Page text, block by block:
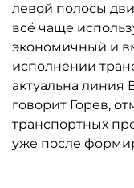
левой полосы
всё чаще
экономичный и
исполнении
актуальна линия
говорит Горев,
транспортных
уже после